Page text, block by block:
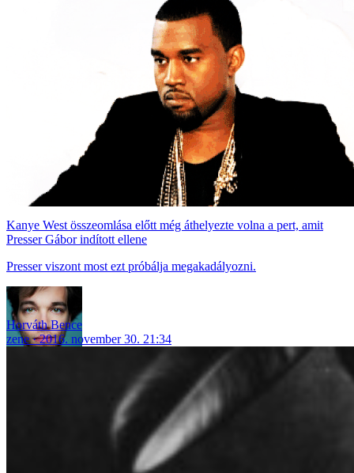
Kanye West összeomlása előtt még áthelyezte volna a pert, amit
Presser Gábor indított ellene
Presser viszont most ezt próbálja megakadályozni.
Horváth Bence
zene
2016. november 30. 21:34